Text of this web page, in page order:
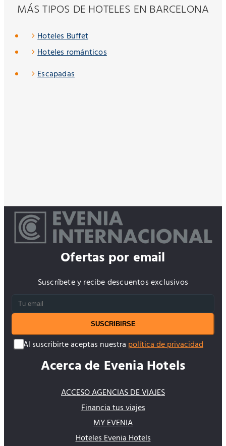
MÁS TIPOS DE HOTELES EN BARCELONA
Hoteles Buffet
Hoteles románticos
Escapadas
Ofertas por email
Suscríbete y recibe descuentos exclusivos
SUSCRIBIRSE
Al suscribirte aceptas nuestra política de privacidad
Acerca de Evenia Hotels
ACCESO AGENCIAS DE VIAJES
Financia tus viajes
MY EVENIA
Hoteles Evenia Hotels